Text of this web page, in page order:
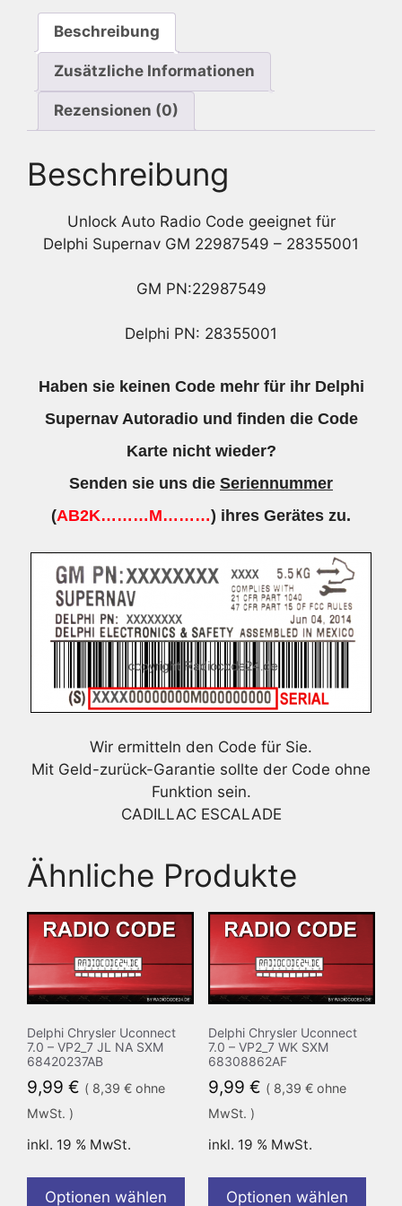
Beschreibung
Zusätzliche Informationen
Rezensionen (0)
Beschreibung
Unlock Auto Radio Code geeignet für
Delphi Supernav GM 22987549 – 28355001
GM PN:22987549
Delphi PN: 28355001
Haben sie keinen Code mehr für ihr Delphi
Supernav Autoradio und finden die Code
Karte nicht wieder?
Senden sie uns die Seriennummer
(AB2K………M………) ihres Gerätes zu.
Wir ermitteln den Code für Sie.
Mit Geld-zurück-Garantie sollte der Code ohne
Funktion sein.
CADILLAC ESCALADE
Ähnliche Produkte
Delphi Chrysler Uconnect
7.0 – VP2_7 JL NA SXM
68420237AB
9,99 € ( 8,39 € ohne
MwSt. )
inkl. 19 % MwSt.
Optionen wählen
Delphi Chrysler Uconnect
7.0 – VP2_7 WK SXM
68308862AF
9,99 € ( 8,39 €ohne
MwSt. )
inkl. 19 % MwSt.
Optionen wählen